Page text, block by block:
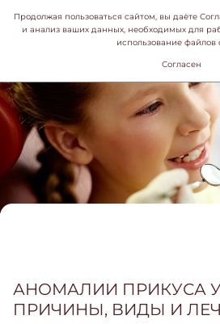
АНОМАЛИИ ПРИКУСА У
ПРИЧИНЫ, ВИДЫ И
Продолжая пользоваться сайтом, вы даёте
и анализ ваших данных, необходимых для
использование файлов
Согласен